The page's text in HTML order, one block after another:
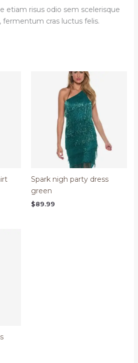
etiam risus odio sem scelerisque
cras luctus felis.
Spark nigh party dress
green
$89.99